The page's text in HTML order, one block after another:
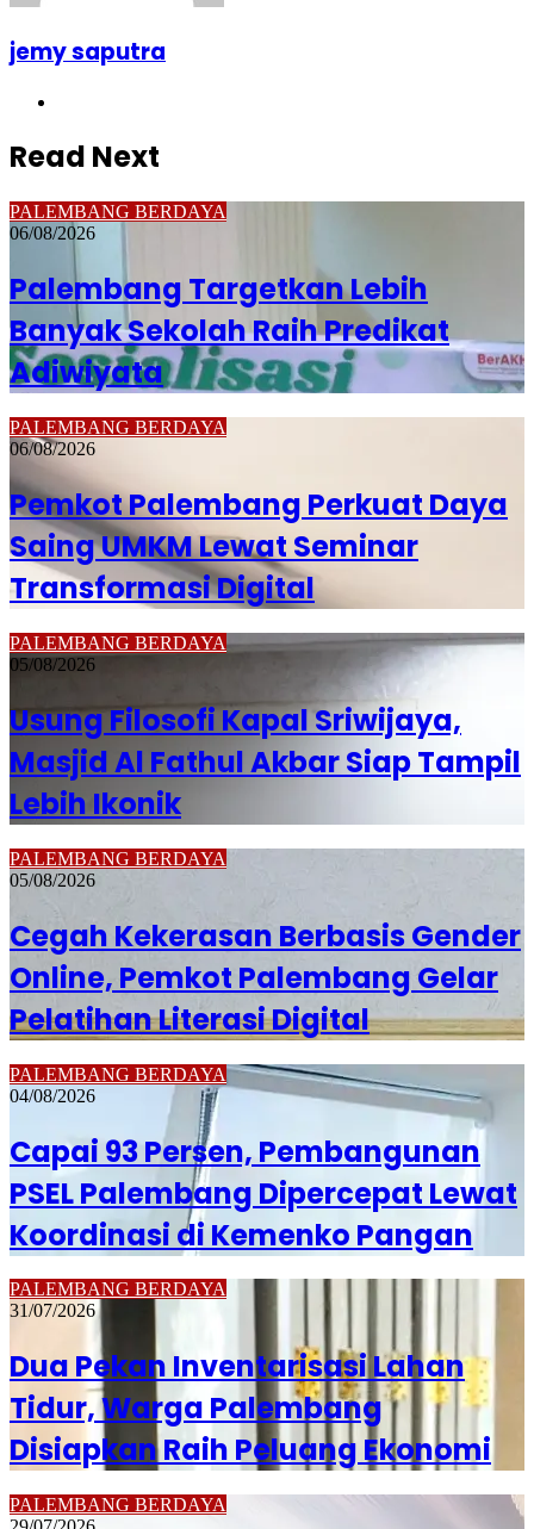
jemy saputra
Read Next
PALEMBANG BERDAYA
06/08/2026
Palembang Targetkan Lebih
Banyak Sekolah Raih Predikat
Adiwiyata
PALEMBANG BERDAYA
06/08/2026
Pemkot Palembang Perkuat Daya
Saing UMKM Lewat Seminar
Transformasi Digital
PALEMBANG BERDAYA
05/08/2026
Usung Filosofi Kapal Sriwijaya,
Masjid Al Fathul Akbar Siap Tampil
Lebih Ikonik
PALEMBANG BERDAYA
05/08/2026
Cegah Kekerasan Berbasis Gender
Online, Pemkot Palembang Gelar
Pelatihan Literasi Digital
PALEMBANG BERDAYA
04/08/2026
Capai 93 Persen, Pembangunan
PSEL Palembang Dipercepat Lewat
Koordinasi di Kemenko Pangan
PALEMBANG BERDAYA
31/07/2026
Dua Pekan Inventarisasi Lahan
Tidur, Warga Palembang
Disiapkan Raih Peluang Ekonomi
PALEMBANG BERDAYA